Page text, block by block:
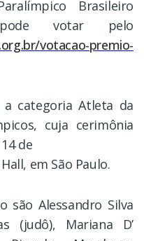
Brasileiro
votar pelo
votacao-premio-
categoria Atleta da
cuja cerimônia
de
em São Paulo.
são Alessandro Silva
(judô), Mariana D’